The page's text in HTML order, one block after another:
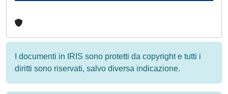
I documenti in IRIS sono protetti da copyright e tutti i
diritti sono riservati, salvo diversa indicazione.